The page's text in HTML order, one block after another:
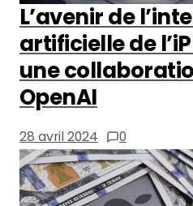
L’avenir de
artificielle de
une
OpenAI
28 avril 2024 0